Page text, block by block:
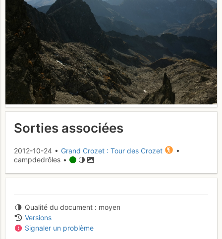
Sorties associées
2012-10-24 • Grand Crozet : Tour des Crozet
•
campdedrôles •
Qualité du document
moyen
Versions
Signaler un problème